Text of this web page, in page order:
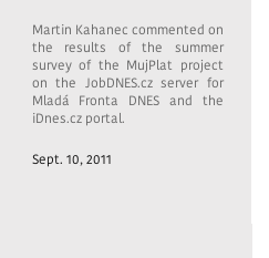
Martin Kahanec commented on
the results of the summer
survey of the MujPlat project
on the JobDNES.cz server for
Mladá Fronta DNES and the
iDnes.cz portal.
Sept. 10, 2011